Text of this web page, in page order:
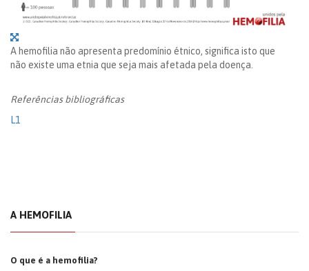
A hemofilia não apresenta predomínio étnico, significa isto que
não existe uma etnia que seja mais afetada pela doença.
Referências bibliográficas
L1
A HEMOFILIA
O que é a hemofilia?